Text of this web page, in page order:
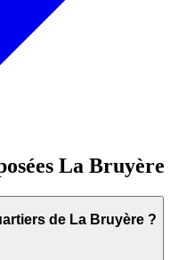
La Bruyère
de La Bruyère ?